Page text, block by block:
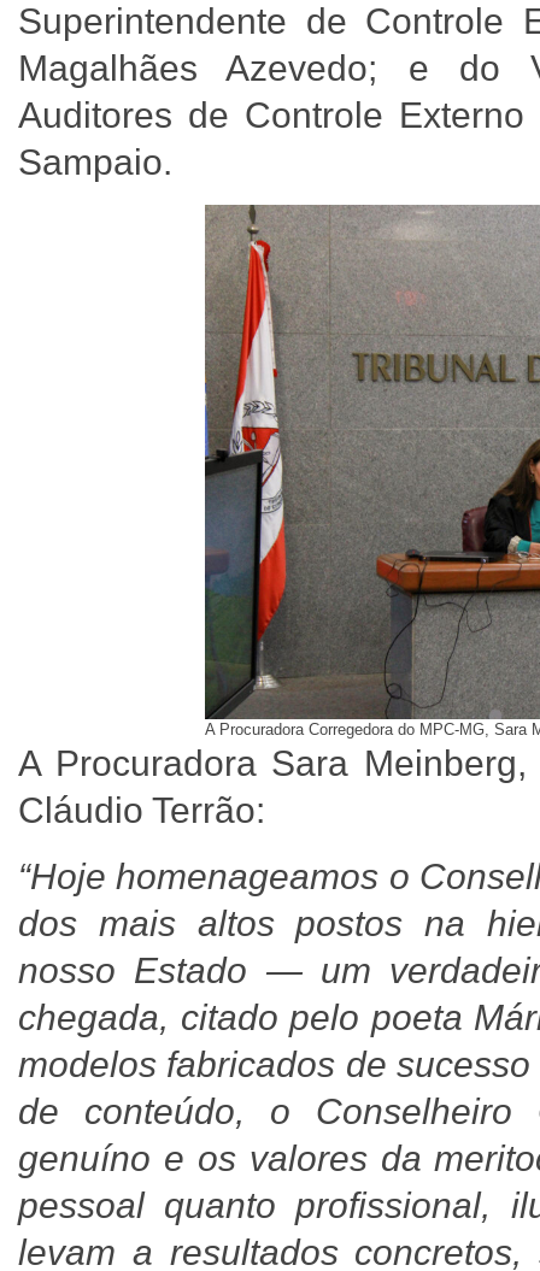
Superintendente de Controle
Magalhães Azevedo; e do
Auditores de Controle
Sampaio.
A Procuradora Corregedora do MPC-MG,
A Procuradora Sara
Cláudio Terrão:
“Hoje homenageamos o
dos mais altos postos na
nosso Estado — um
chegada, citado pelo poeta
modelos fabricados de
de conteúdo, o Conselheiro
genuíno e os valores da
pessoal quanto profissional,
levam a resultados